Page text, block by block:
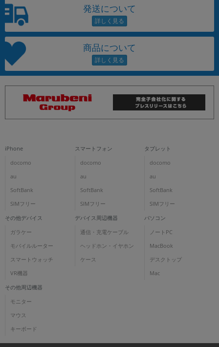
発送について
商品について
iPhone
docomo
au
SoftBank
SIMフリー
スマートフォン
docomo
au
SoftBank
SIMフリー
タブレット
docomo
au
SoftBank
SIMフリー
その他デバイス
ガラケー
モバイルルーター
スマートウォッチ
VR機器
デバイス周辺機器
通信・充電ケーブル
ヘッドホン・イヤホン
ケース
パソコン
ノートPC
MacBook
デスクトップ
Mac
その他周辺機器
モニター
マウス
キーボード